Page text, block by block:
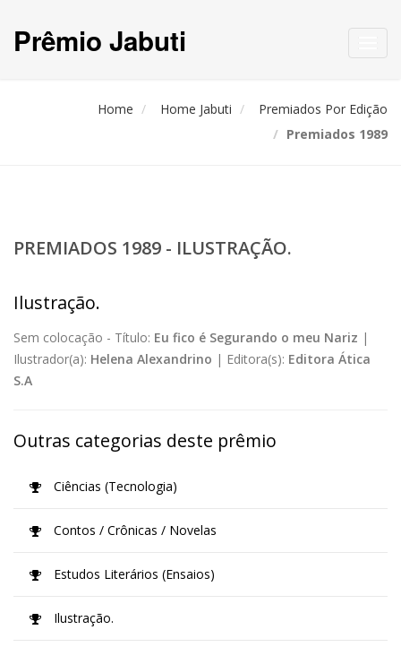
Prêmio Jabuti
Home Home Jabuti
Premiados Por Edição
Premiados 1989
PREMIADOS 1989 - ILUSTRAÇÃO.
Ilustração.
Sem colocação - Título: Eu fico é Segurando o meu Nariz |
Ilustrador(a): Helena Alexandrino | Editora(s): Editora Ática
S.A
Outras categorias deste prêmio
Ciências (Tecnologia)
Contos / Crônicas / Novelas
Estudos Literários (Ensaios)
Ilustração.